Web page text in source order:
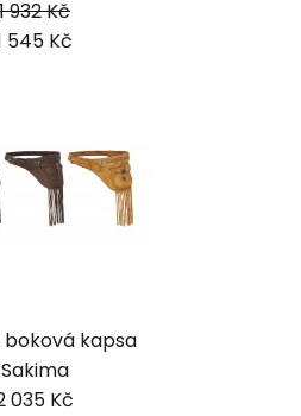
1 932 Kč
545 Kč
boková kapsa
Sakima
035 Kč